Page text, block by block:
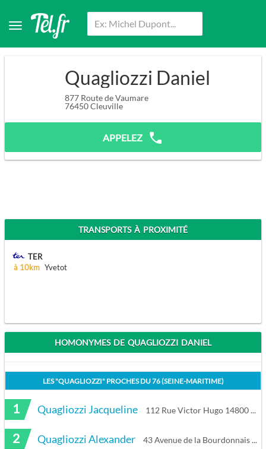
Quagliozzi Daniel
877 Route de Vaumare
76450Cleuville
APPELEZ
TRANSPORTS À PROXIMITÉ
TER
à 10km Yvetot
HOMONYMES DE QUAGLIOZZI DANIEL
LES "QUAGLIOZZI" PROCHES DU76 (SEINE-MARITIME)
1 Quagliozzi Jacqueline 112 Rue Victor Hugo 14800 Deauville
2 Quagliozzi Alexander 43 Avenue de la Bourdonnais 75007 Paris